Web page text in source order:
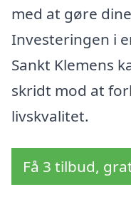
med at gøre
Investeringen i
Sankt Klemens
skridt mod at
livskvalitet.
Få 3 tilbud,